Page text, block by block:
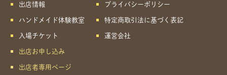
出店情報
ハンドメイド体験教室
入場チケット
出店お申し込み
出店者専用ページ
プライバシーポリシー
特定商取引法に基づく表記
運営会社